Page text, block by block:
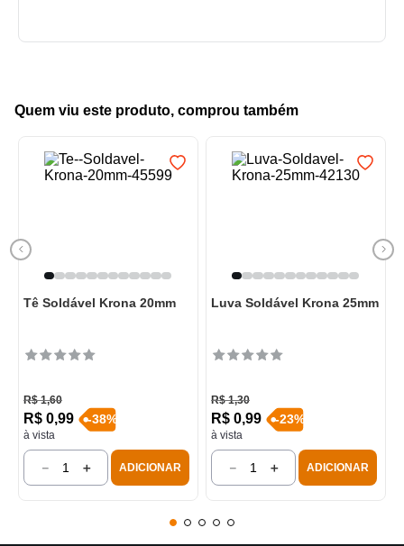
Quem viu este produto, comprou também
Tê Soldável Krona 20mm
R$ 1,60
R$ 0,99
à vista
-38%
＋
－ ADICIONAR
Luva Soldável Krona 25mm
R$ 1,30
R$ 0,99
à vista
-23%
＋
－ ADICIONAR